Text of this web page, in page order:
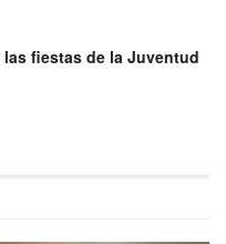
las fiestas de la Juventud